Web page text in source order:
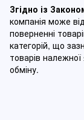
Згідно із
компанія може
поверненні
категорій, що
товарів
обміну.